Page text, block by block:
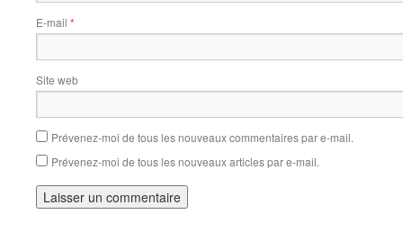
E-mail *
Site web
Prévenez-moi de tous les nouveaux commentaires par e-mail.
Prévenez-moi de tous les nouveaux articles par e-mail.